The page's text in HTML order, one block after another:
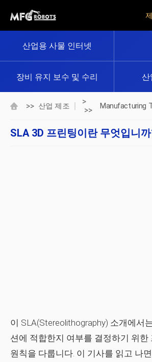
산업용 사물 인터넷
장비 유지 보수 및 수리 산
>> 산업 제조
>
>>
Manufacturing
SLA 3D 프린팅이란 무엇입니
이 SLA(Stereolithography) 소개에서
션에 적합한지 여부를 결정하기 위한
원칙을 다룹니다. 이 기사를 읽고 나